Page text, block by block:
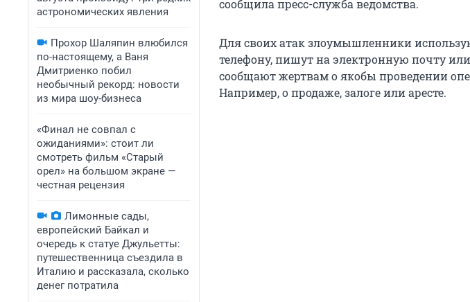
астрономических явления
Прохор Шаляпин влюбился
по-настоящему, а Ваня
Дмитриенко побил
необычный рекорд: новости
из мира шоу-бизнеса
«Финал не совпал с
ожиданиями»: стоит ли
смотреть фильм «Старый
орел» на большом экране —
честная рецензия
Лимонные сады,
европейский Байкал и
очередь к статуе Джульетты:
путешественница съездила в
Италию и рассказала, сколько
денег потратила
сообщила пресс-служба ведомства.
Для своих атак злоумышленники
телефону, пишут на электронную почту
сообщают жертвам о якобы проведении
Например, о продаже, залоге или аресте.